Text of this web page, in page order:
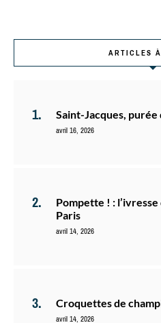
ARTICLES
Saint-Jacques, purée
avril 16, 2026
Pompette ! :
Paris
avril 14, 2026
Croquettes de
avril 14, 2026